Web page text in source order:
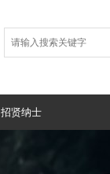
招贤纳士